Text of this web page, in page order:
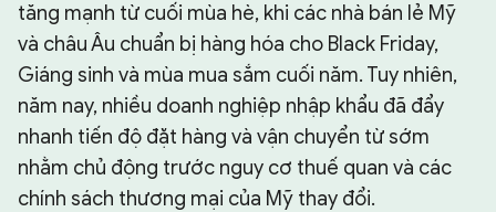
tăng mạnh từ cuối mùa hè, khi các nhà bán lẻ Mỹ
và châu Âu chuẩn bị hàng hóa cho Black Friday,
Giáng sinh và mùa mua sắm cuối năm. Tuy nhiên,
năm nay, nhiều doanh nghiệp nhập khẩu đã đẩy
nhanh tiến độ đặt hàng và vận chuyển từ sớm
nhằm chủ động trước nguy cơ thuế quan và các
chính sách thương mại của Mỹ thay đổi.